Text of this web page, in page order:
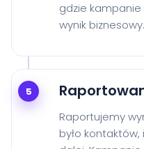
gdzie kampanie
wynik biznesowy.
5
Raportujemy
było